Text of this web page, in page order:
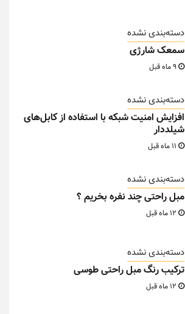
دسته‌بندی نشده
سمعک شارژی
دسته‌بندی نشده
افزایش امنیت شبکه با استفاده از کابل‌های
شیلددار
دسته‌بندی نشده
مبل راحتی چند نفره بخریم ؟
دسته‌بندی نشده
ترکیب رنگ مبل راحتی طوسی